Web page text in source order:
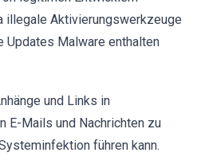
illegale Aktivierungswerkzeuge
Updates Malware enthalten
und Links in
E-Mails und Nachrichten zu
führen kann.